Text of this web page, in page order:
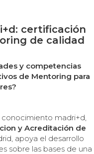
certificación
de calidad
y competencias
de Mentoring para
conocimiento madri+d,
y Acreditación de
apoya el desarrollo
sobre las bases de una